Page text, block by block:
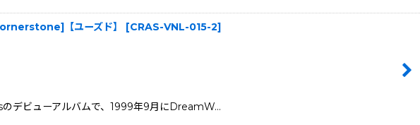
【ユーズド】 [CRAS-VNL-015-2]
ビューアルバムで、1999年9月にDreamW…